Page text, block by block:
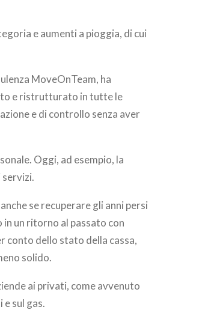
e aumenti a pioggia, di cui
MoveOnTeam, ha
e ristrutturato in tutte le
e di controllo senza aver
Oggi, ad esempio, la
servizi.
se recuperare gli anni persi
un ritorno al passato con
conto dello stato della cassa,
solido.
ai privati, come avvenuto
sul gas.